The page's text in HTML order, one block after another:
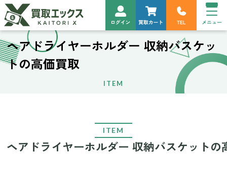
ヘアドライヤーホルダー 収納バスケッ
トの高価買取
ITEM
ITEM
ヘアドライヤーホルダー 収納バスケットの